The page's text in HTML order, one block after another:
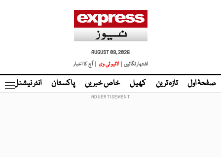
AUGUST 09, 2026
اشتہار لگائیں |
لائیو ٹی وی | آج کا اخبار
صفحۂ اول تازہ ترین کھیل خاص خبریں پاکستان انٹر نیشنل